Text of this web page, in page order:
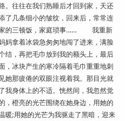
。往往在我们熟睡后才回到家，天还
了几条细小的皱纹，回来后，常常连
家的三顿饭，家庭琐事…… 我重新
妈拿着冰袋急匆匆地闯了进来，满脸
结，再把毛巾放到我的额头上，最后
，冰块产生的寒冷隔着毛巾重重地刺
她那疲倦的双眼注视着我。那目光就
我身体上的不适。恍然间，我忽然觉
，橙亮的光芒围绕在她身边，用她的
暖;用她的光芒为我驱走了黑暗，迎来